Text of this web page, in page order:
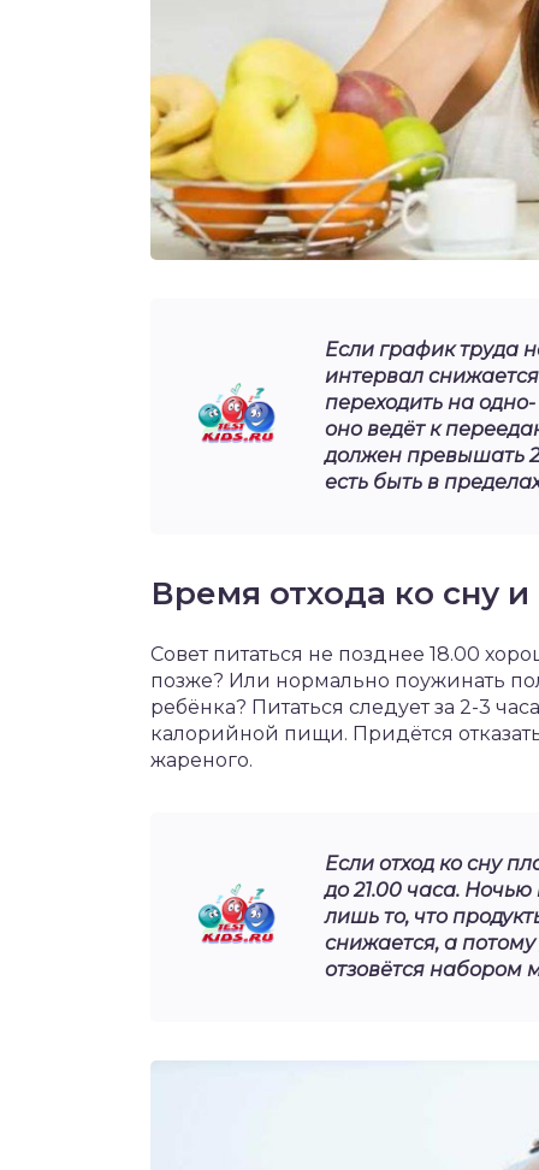
Если график труда
интервал
переходить на
оно ведёт к
должен превышать
есть быть в
Время отхода ко сну
Совет питаться не позднее 18.00
позже? Или нормально поужинать
ребёнка? Питаться следует за 2-3
калорийной пищи. Придётся
жареного.
Если отход ко сну
до 21.00 часа.
лишь то, что
снижается, а
отзовётся набором